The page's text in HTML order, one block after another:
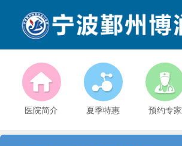
医院简介 夏季特惠 预约专家